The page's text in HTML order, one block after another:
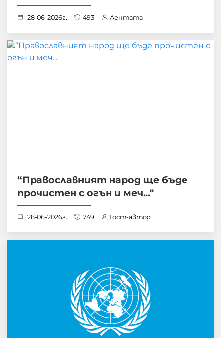
28-06-2026г. 493 Лентата
“Православният народ ще бъде
прочистен с огън и меч..."
28-06-2026г. 749 Гост-автор